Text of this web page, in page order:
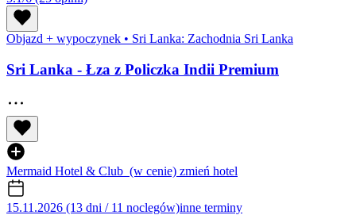
Objazd + wypoczynek • Sri Lanka: Zachodnia Sri Lanka
Sri Lanka - Łza z Policzka Indii Premium
Mermaid Hotel & Club (w cenie) zmień hotel
15.11.2026 (13 dni / 11 noclegów)inne terminy